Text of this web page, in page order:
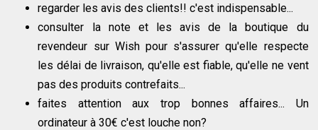
regarder les avis des clients!! c'est indispensable...
consulter la note et les avis de la boutique du
revendeur sur Wish pour s'assurer qu'elle respecte
les délai de livraison, qu'elle est fiable, qu'elle ne vent
pas des produits contrefaits...
faites attention aux trop bonnes affaires... Un
ordinateur à 30€ c'est louche non?